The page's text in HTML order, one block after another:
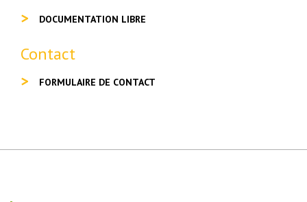
DOCUMENTATION LIBRE
Contact
FORMULAIRE DE CONTACT